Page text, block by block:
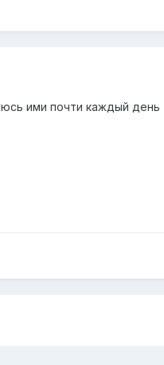
ими почти каждый